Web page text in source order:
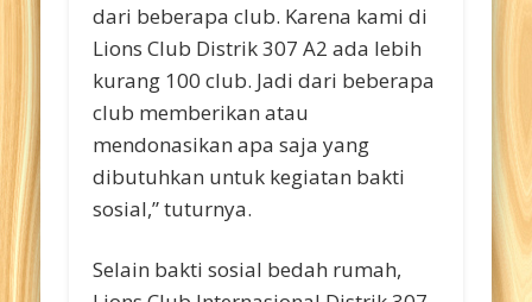
dari beberapa club. Karena kami di
Lions Club Distrik 307 A2 ada lebih
kurang 100 club. Jadi dari beberapa
club memberikan atau
mendonasikan apa saja yang
dibutuhkan untuk kegiatan bakti
sosial,” tuturnya.
Selain bakti sosial bedah rumah,